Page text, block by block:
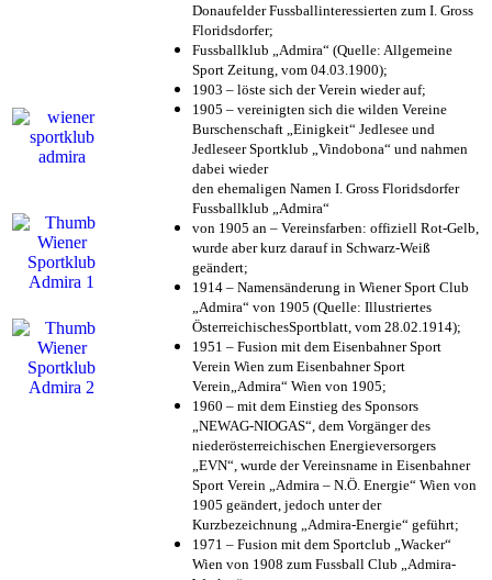
Donaufelder Fussballinteressierten zum I. Gross
Floridsdorfer;
Fussballklub „Admira“ (Quelle: Allgemeine
Sport Zeitung, vom 04.03.1900);
1903 – löste sich der Verein wieder auf;
1905 – vereinigten sich die wilden Vereine
Burschenschaft „Einigkeit“ Jedlesee und
Jedleseer Sportklub „Vindobona“ und nahmen
dabei wieder
den ehemaligen Namen I. Gross Floridsdorfer
Fussballklub „Admira“
von 1905 an – Vereinsfarben: offiziell Rot-Gelb,
wurde aber kurz darauf in Schwarz-Weiß
geändert;
1914 – Namensänderung in Wiener Sport Club
„Admira“ von 1905 (Quelle: Illustriertes
ÖsterreichischesSportblatt, vom 28.02.1914);
1951 – Fusion mit dem Eisenbahner Sport
Verein Wien zum Eisenbahner Sport
Verein„Admira“ Wien von 1905;
1960 – mit dem Einstieg des Sponsors
„NEWAG-NIOGAS“, dem Vorgänger des
niederösterreichischen Energieversorgers
„EVN“, wurde der Vereinsname in Eisenbahner
Sport Verein „Admira – N.Ö. Energie“ Wien von
1905 geändert, jedoch unter der
Kurzbezeichnung „Admira-Energie“ geführt;
1971 – Fusion mit dem Sportclub „Wacker“
Wien von 1908 zum Fussball Club „Admira-